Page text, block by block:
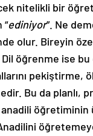
nitelikli bir
“ediniyor”. Ne
olur. Bireyin
öğrenme ise
pekiştirme,
Bu da planlı,
öğretiminin